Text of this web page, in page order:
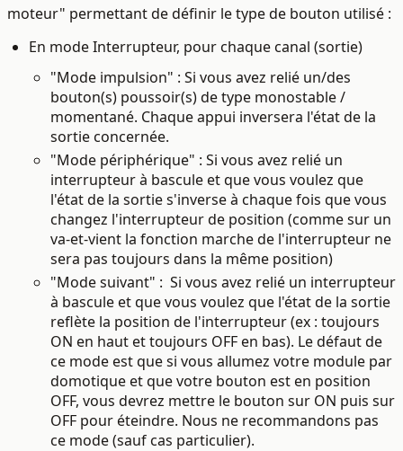
moteur" permettant de définir le type de bouton utilisé :
En mode Interrupteur, pour chaque canal (sortie)
"Mode impulsion" : Si vous avez relié un/des
bouton(s) poussoir(s) de type monostable /
momentané. Chaque appui inversera l'état de la
sortie concernée.
"Mode périphérique" : Si vous avez relié un
interrupteur à bascule et que vous voulez que
l'état de la sortie s'inverse à chaque fois que vous
changez l'interrupteur de position (comme sur un
va-et-vient la fonction marche de l'interrupteur ne
sera pas toujours dans la même position)
"Mode suivant" : Si vous avez relié un interrupteur
à bascule et que vous voulez que l'état de la sortie
reflète la position de l'interrupteur (ex : toujours
ON en haut et toujours OFF en bas). Le défaut de
ce mode est que si vous allumez votre module par
domotique et que votre bouton est en position
OFF, vous devrez mettre le bouton sur ON puis sur
OFF pour éteindre. Nous ne recommandons pas
ce mode (sauf cas particulier).